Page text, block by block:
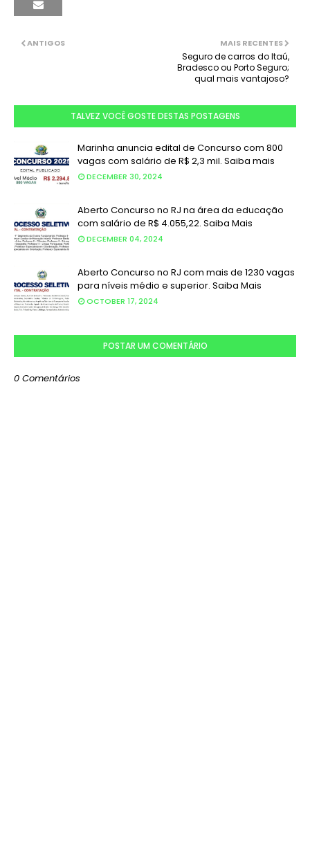
MAIS RECENTES
Seguro de carros do Itaú,
Bradesco ou Porto Seguro;
qual mais vantajoso?
ANTIGOS
TALVEZ VOCÊ GOSTE DESTAS POSTAGENS
Marinha anuncia edital de Concurso com 800
vagas com salário de R$ 2,3 mil. Saiba mais
DECEMBER 30, 2024
Aberto Concurso no RJ na área da educação
com salário de R$ 4.055,22. Saiba Mais
DECEMBER 04, 2024
Aberto Concurso no RJ com mais de 1230 vagas
para níveis médio e superior. Saiba Mais
OCTOBER 17, 2024
POSTAR UM COMENTÁRIO
0 Comentários